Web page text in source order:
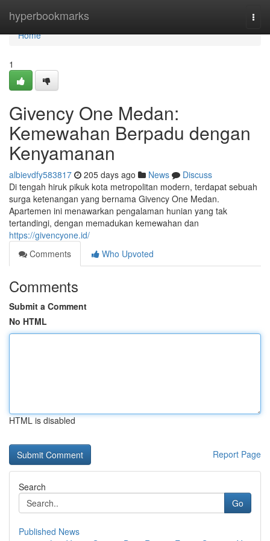
hyperbookmarks
Home
Home
1
Givency One Medan:
Kemewahan Berpadu dengan
Kenyamanan
albievdfy583817 205 days ago News
Discuss
Di tengah hiruk pikuk kota metropolitan modern, terdapat sebuah
surga ketenangan yang bernama Givency One Medan.
Apartemen ini menawarkan pengalaman hunian yang tak
tertandingi, dengan memadukan kemewahan dan
https://givencyone.id/
Comments
Who Upvoted
Comments
Submit a Comment
No HTML
HTML is disabled
Report Page
Search
Go
Published News